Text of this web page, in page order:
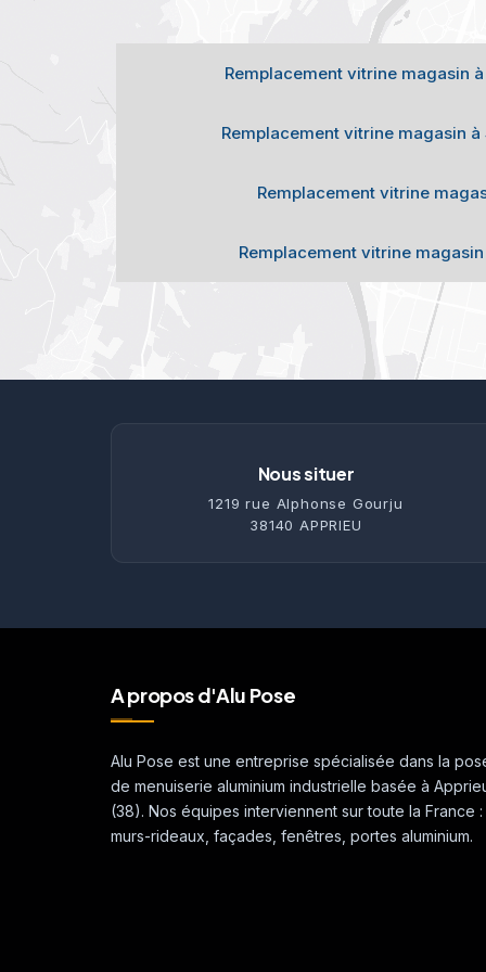
Remplacement vitrine magasin
Remplacement vitrine magasin
Remplacement vitrine
Remplacement vitrine
Nous situer
1219 rue Alphonse Gourju
38140 APPRIEU
A propos d'Alu Pose
Alu Pose est une entreprise spécialisée dans la
de menuiserie aluminium industrielle basée à
(38). Nos équipes interviennent sur toute la France :
murs-rideaux, façades, fenêtres, portes aluminium.